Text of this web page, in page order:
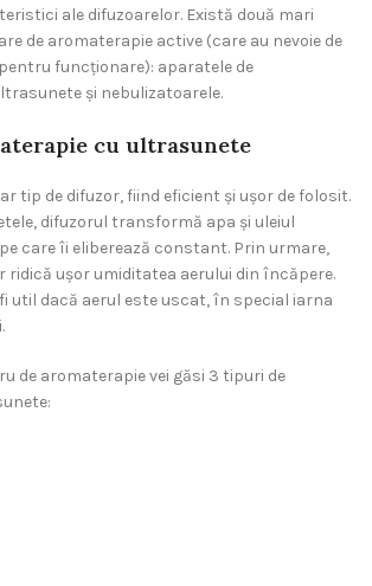
ale difuzoarelor. Există două mari
de aromaterapie active (care au nevoie de
funcţionare): aparatele de
şi nebulizatoarele.
cu ultrasunete
tip de difuzor, fiind eficient și ușor de folosit.
difuzorul transformă apa și uleiul
care îi eliberează constant. Prin urmare,
ridică ușor umiditatea aerului din încăpere.
util dacă aerul este uscat, în special iarna
de aromaterapie vei găsi 3 tipuri de